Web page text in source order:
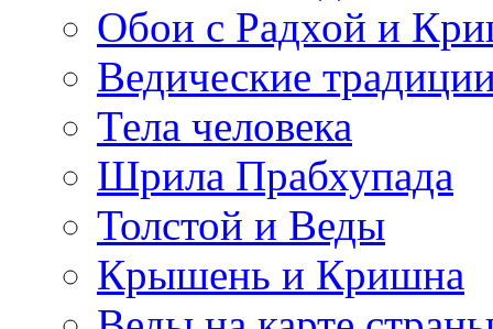
Обои с Радхой и
Ведические
Тела человека
Шрила Прабхупада
Толстой и Веды
Крышень и Кришна